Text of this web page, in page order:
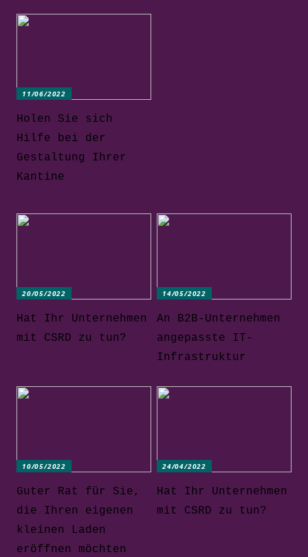
11/06/2022
Holen Sie sich
Hilfe bei der
Gestaltung Ihrer
Kantine
20/05/2022
Hat Ihr Unternehmen
mit CSRD zu tun?
14/05/2022
An B2B-Unternehmen
angepasste IT-
Infrastruktur
10/05/2022
Guter Rat für Sie,
die Ihren eigenen
kleinen Laden
eröffnen möchten
24/04/2022
Hat Ihr Unternehmen
mit CSRD zu tun?